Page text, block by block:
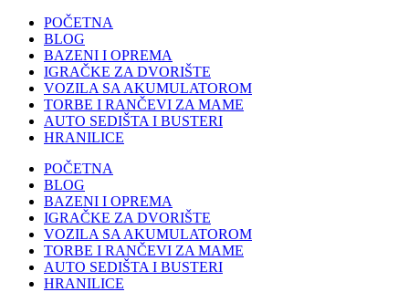
POČETNA
BLOG
BAZENI I OPREMA
IGRAČKE ZA DVORIŠTE
VOZILA SA AKUMULATOROM
TORBE I RANČEVI ZA MAME
AUTO SEDIŠTA I BUSTERI
HRANILICE
POČETNA
BLOG
BAZENI I OPREMA
IGRAČKE ZA DVORIŠTE
VOZILA SA AKUMULATOROM
TORBE I RANČEVI ZA MAME
AUTO SEDIŠTA I BUSTERI
HRANILICE